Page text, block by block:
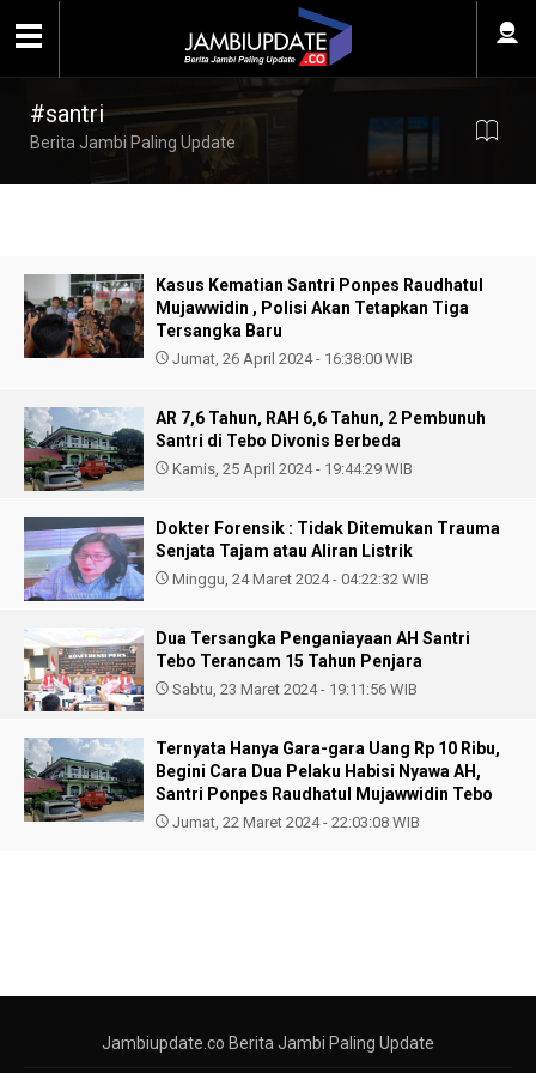
#santri
Berita Jambi Paling Update
Kasus Kematian Santri Ponpes Raudhatul
Mujawwidin , Polisi Akan Tetapkan Tiga
Tersangka Baru
Jumat, 26 April 2024 - 16:38:00 WIB
AR 7,6 Tahun, RAH 6,6 Tahun, 2 Pembunuh
Santri di Tebo Divonis Berbeda
Kamis, 25 April 2024 - 19:44:29 WIB
Dokter Forensik : Tidak Ditemukan Trauma
Senjata Tajam atau Aliran Listrik
Minggu, 24 Maret 2024 - 04:22:32 WIB
Dua Tersangka Penganiayaan AH Santri
Tebo Terancam 15 Tahun Penjara
Sabtu, 23 Maret 2024 - 19:11:56 WIB
Ternyata Hanya Gara-gara Uang Rp 10 Ribu,
Begini Cara Dua Pelaku Habisi Nyawa AH,
Santri Ponpes Raudhatul Mujawwidin Tebo
Jumat, 22 Maret 2024 - 22:03:08 WIB
Jambiupdate.co Berita Jambi Paling Update